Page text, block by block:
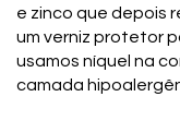
e zinco que depois
um verniz protetor
usamos níquel na
camada